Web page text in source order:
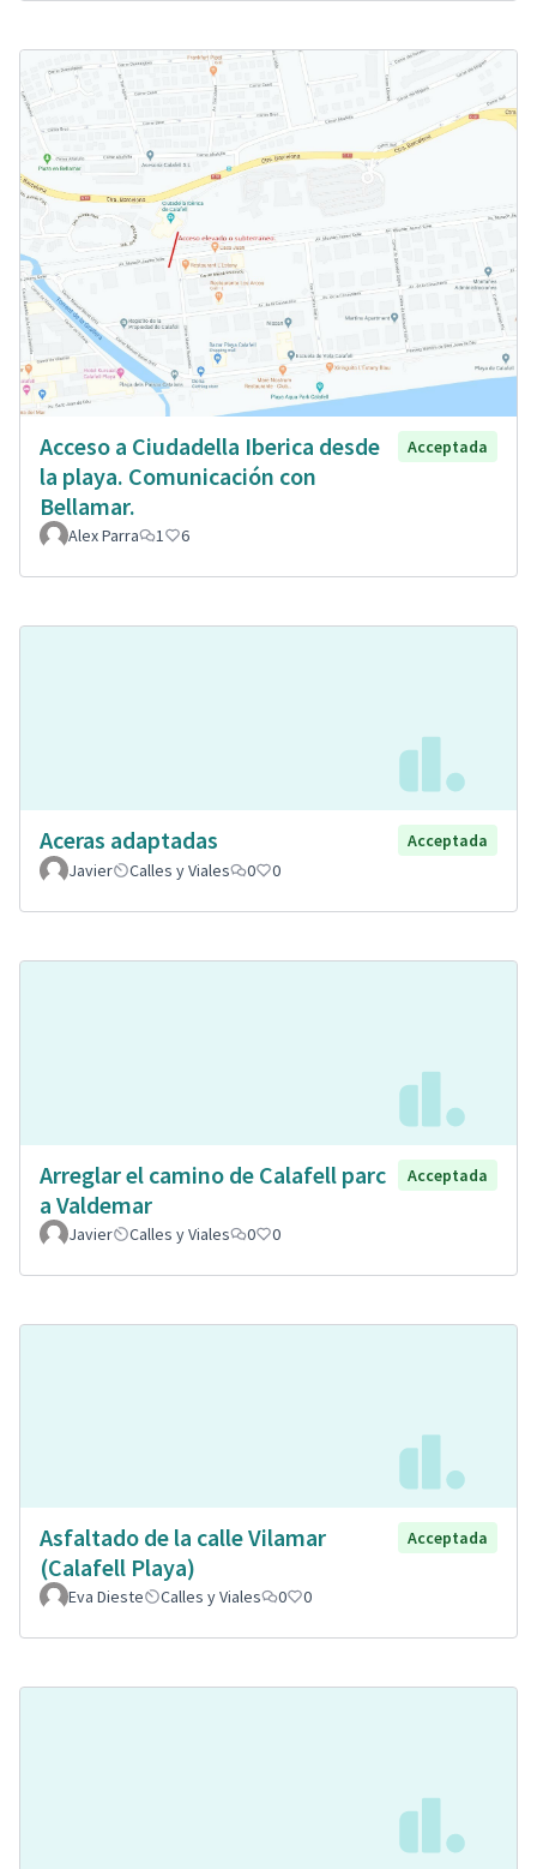
Acceso a Ciudadella Iberica desde
la playa. Comunicación con
Bellamar.
Acceptada
Alex Parra 1 6
Aceras adaptadas
Acceptada
Javier
Calles y Viales 0 0
Arreglar el camino de Calafell parc
a Valdemar
Acceptada
Javier Calles y Viales 0 0
Asfaltado de la calle Vilamar
(Calafell Playa)
Acceptada
Eva Dieste Calles y Viales 0 0